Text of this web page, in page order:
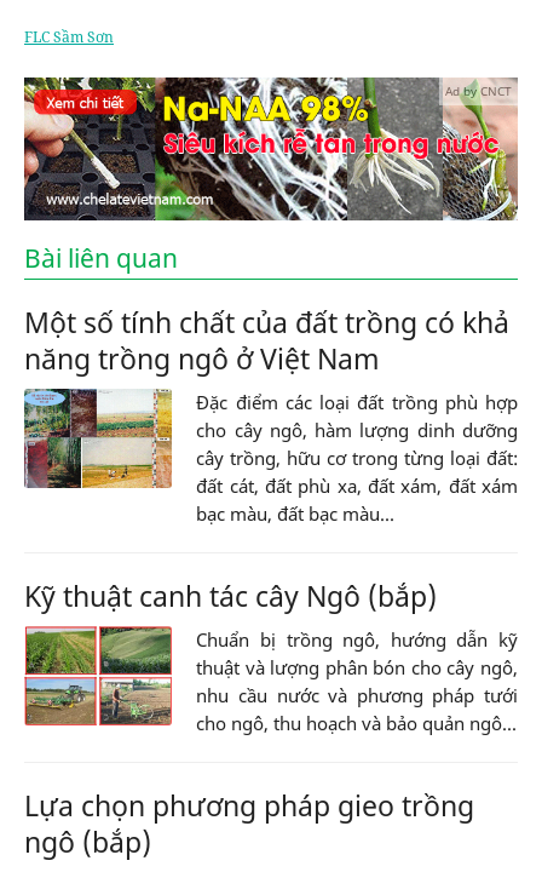
FLC Sầm Sơn
Ad by CNCT
Bài liên quan
Một số tính chất của đất trồng có khả
năng trồng ngô ở Việt Nam
Đặc điểm các loại đất trồng phù hợp
cho cây ngô, hàm lượng dinh dưỡng
cây trồng, hữu cơ trong từng loại đất:
đất cát, đất phù xa, đất xám, đất xám
bạc màu, đất bạc màu...
Kỹ thuật canh tác cây Ngô (bắp)
Chuẩn bị trồng ngô, hướng dẫn kỹ
thuật và lượng phân bón cho cây ngô,
nhu cầu nước và phương pháp tưới
cho ngô, thu hoạch và bảo quản ngô...
Lựa chọn phương pháp gieo trồng
ngô (bắp)